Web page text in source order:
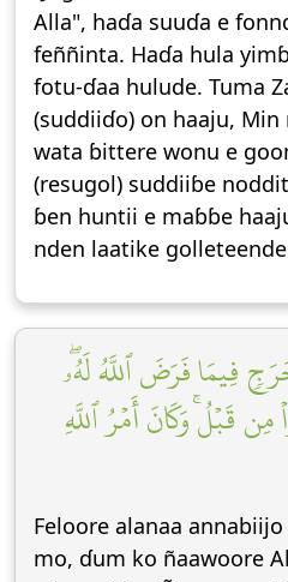
Alla", haɗa suuɗa e
feññinta. Haɗa hula
fotu-ɗaa hulude. Tuma
(suddiiɗo) on haaju,
wata ɓittere wonu e
(resugol) suddiiɓe
ɓen huntii e maɓɓe
nden laatike
فِيمَا فَرَضَ ٱللَّهُ لَهُۥۖ
مِن قَبۡلُۚ وَكَانَ أَمۡرُ ٱللَّهِ
Feloore alanaa
mo, ɗum ko ñaawoore